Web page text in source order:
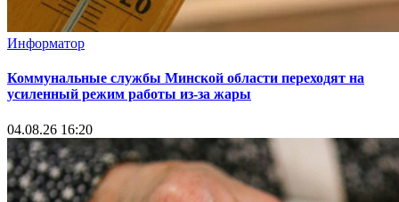
Информатор
Коммунальные службы Минской области переходят на
усиленный режим работы из-за жары
04.08.26 16:20